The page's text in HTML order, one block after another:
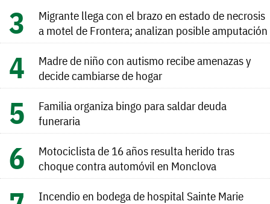
Migrante llega con el brazo en estado de necrosis
a motel de Frontera; analizan posible amputación
Madre de niño con autismo recibe amenazas y
decide cambiarse de hogar
Familia organiza bingo para saldar deuda
funeraria
Motociclista de 16 años resulta herido tras
choque contra automóvil en Monclova
Incendio en bodega de hospital Sainte Marie